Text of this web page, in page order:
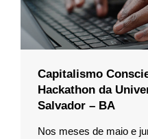
Capitalismo
Hackathon da
Salvador – BA
Nos meses de maio e